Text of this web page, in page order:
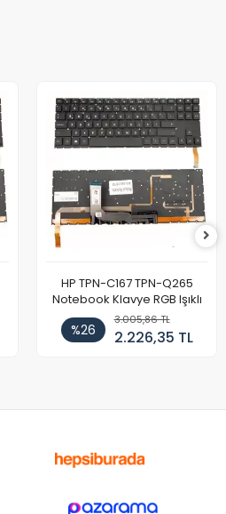
HP TPN-C167 TPN-Q265
Notebook Klavye RGB Işıklı
%26
3.005,86 TL
2.226,35 TL